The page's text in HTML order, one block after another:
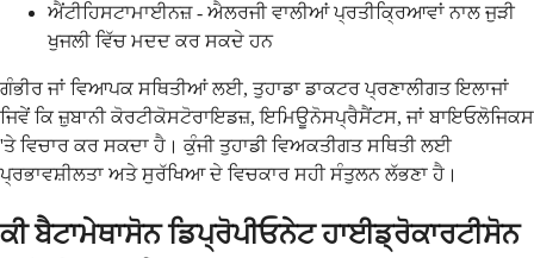
ਐਂਟੀਹਿਸਟਾਮਾਈਨਜ਼ - ਐਲਰਜੀ ਵਾਲੀਆਂ ਪ੍ਰਤੀਕ੍ਰਿਆਵਾਂ ਨਾਲ ਜੁੜੀ
ਖੁਜਲੀ ਵਿੱਚ ਮਦਦ ਕਰ ਸਕਦੇ ਹਨ
ਗੰਭੀਰ ਜਾਂ ਵਿਆਪਕ ਸਥਿਤੀਆਂ ਲਈ, ਤੁਹਾਡਾ ਡਾਕਟਰ ਪ੍ਰਣਾਲੀਗਤ ਇਲਾਜਾਂ
ਜਿਵੇਂ ਕਿ ਜ਼ੁਬਾਨੀ ਕੋਰਟੀਕੋਸਟੋਰਾਇਡਜ਼, ਇਮਿਊਨੋਸਪ੍ਰੈਸੈਂਟਸ, ਜਾਂ ਬਾਇਓਲੋਜਿਕਸ
'ਤੇ ਵਿਚਾਰ ਕਰ ਸਕਦਾ ਹੈ। ਕੁੰਜੀ ਤੁਹਾਡੀ ਵਿਅਕਤੀਗਤ ਸਥਿਤੀ ਲਈ
ਪ੍ਰਭਾਵਸ਼ੀਲਤਾ ਅਤੇ ਸੁਰੱਖਿਆ ਦੇ ਵਿਚਕਾਰ ਸਹੀ ਸੰਤੁਲਨ ਲੱਭਣਾ ਹੈ।
ਕੀ ਬੈਟਾਮੇਥਾਸੋਨ ਡਿਪ੍ਰੋਪੀਓਨੇਟ ਹਾਈਡ੍ਰੋਕਾਰਟੀਸੋਨ